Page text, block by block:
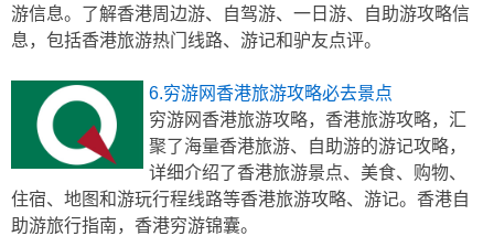
游信息。了解香港周边游、自驾游、一日游、自助游攻略信
息，包括香港旅游热门线路、游记和驴友点评。
6.穷游网香港旅游攻略必去景点
穷游网香港旅游攻略，香港旅游攻略，汇
聚了海量香港旅游、自助游的游记攻略，
详细介绍了香港旅游景点、美食、购物、
住宿、地图和游玩行程线路等香港旅游攻略、游记。香港自
助游旅行指南，香港穷游锦囊。